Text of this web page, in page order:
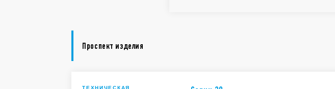
Проспект изделия
ТЕХНИЧЕСКАЯ